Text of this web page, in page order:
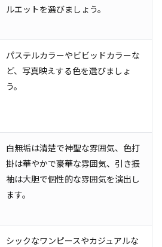
ルエットを選びましょう。
パステルカラーやビビッドカラーな
ど、写真映えする色を選びましょ
う。
白無垢は清楚で神聖な雰囲気、色打
掛は華やかで豪華な雰囲気、引き振
袖は大胆で個性的な雰囲気を演出し
ます。
シックなワンピースやカジュアルな